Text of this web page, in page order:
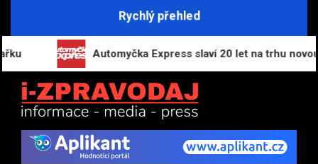
Rychlý přehled
Automyčka Express slaví 20 let na trhu novou
i-ZPRAVODAJ.CZ
Přehled zpráv, novinek a zajímavostí